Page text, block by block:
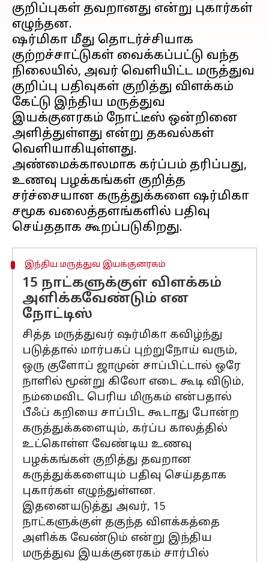
குறிப்புகள் தவறானது என்று புகார்கள்
எழுந்தன.
ஷர்மிகா மீது தொடர்ச்சியாக
குற்றச்சாட்டுகள் வைக்கப்பட்டு வந்த
நிலையில், அவர் வெளியிட்ட மருத்துவ
குறிப்பு பதிவுகள் குறித்து விளக்கம்
கேட்டு இந்திய மருத்துவ
இயக்குனரகம் நோட்டீஸ் ஒன்றினை
அளித்துள்ளது என்று தகவல்கள்
வெளியாகியுள்ளது.
அண்மைக்காலமாக கர்ப்பம் தரிப்பது,
உணவு பழக்கங்கள் குறித்த
சர்ச்சையான கருத்துக்களை ஷர்மிகா
சமூக வலைத்தளங்களில் பதிவு
இந்திய மருத்துவ இயக்குனரகம்
15 நாட்களுக்குள் விளக்கம்
அளிக்கவேண்டும் என
நோட்டிஸ்
சித்த மருத்துவர் ஷர்மிகா கவிழ்ந்து
படுத்தால் மார்பகப் புற்றுநோய் வரும்,
ஒரு குளோப் ஜாமுன் சாப்பிட்டால் ஒரே
நாளில் மூன்று கிலோ எடை கூடி விடும்,
நம்மைவிட பெரிய மிருகம் என்பதால்
பீஃப் கறியை சாப்பிட கூடாது போன்ற
கருத்துக்களையும், கர்ப்ப காலத்தில்
உட்கொள்ள வேண்டிய உணவு
பழக்கங்கள் குறித்து தவறான
கருத்துக்களையும் பதிவு செய்ததாக
புகார்கள் எழுந்துள்ளன.
இதனையடுத்து அவர், 15
நாட்களுக்குள் தகுந்த விளக்கத்தை
அளிக்க வேண்டும் என்று இந்திய
மருத்துவ இயக்குனரகம் சார்பில்